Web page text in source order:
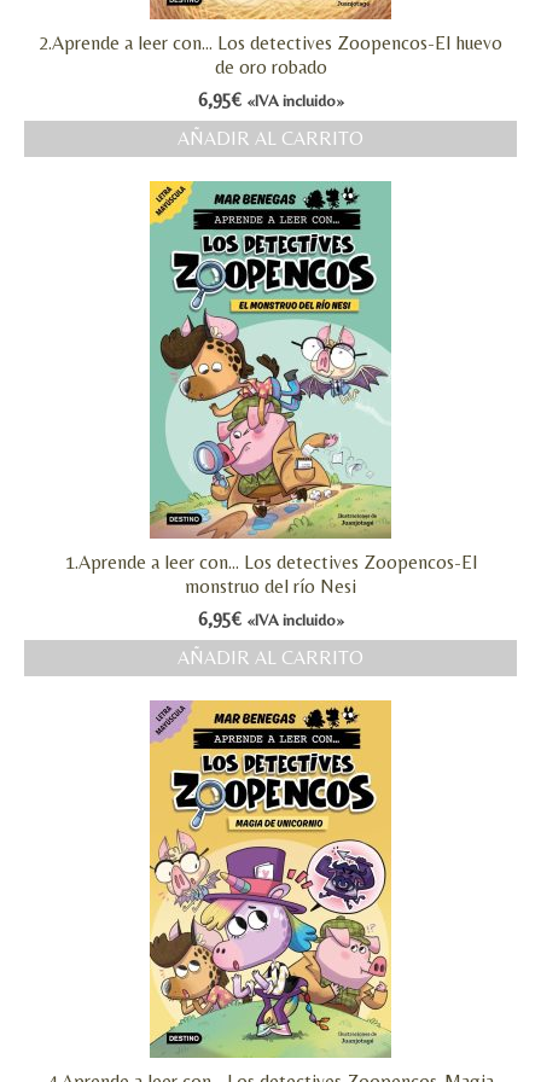
MI CUENTA
Valoraciones y opiniones de TejiendoLEE un
cuento
2.Aprende a leer con… Los detectives Zoopencos-El huevo
de oro robado
6,95€ «IVA incluido»
AÑADIR AL CARRITO
1.Aprende a leer con… Los detectives Zoopencos-El
monstruo del río Nesi
6,95€ «IVA incluido»
AÑADIR AL CARRITO